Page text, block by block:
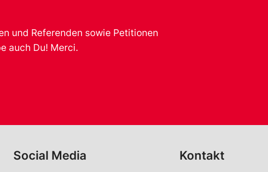
und Referenden sowie Petitionen
auch Du! Merci.
Social Media Kontakt